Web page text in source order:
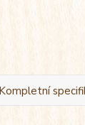
Kompletní